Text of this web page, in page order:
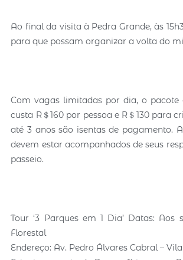
Ao final da visita à Pedra Grande, às
para que possam organizar a volta do
Com vagas limitadas por dia, o
custa R＄160 por pessoa e R＄130 para
até 3 anos são isentas de pagamento.
devem estar acompanhados de seus
passeio.
Tour ‘3 Parques em 1 Dia’ Datas:
Florestal
Endereço: Av. Pedro Álvares Cabral –